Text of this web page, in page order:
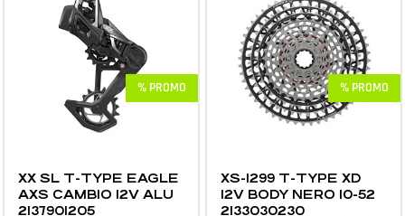
% PROMO
XX SL T-TYPE EAGLE
AXS CAMBIO 12V ALU
2137901205
% PROMO
XS-1299 T-TYPE XD
12V BODY NERO 10-52
2133030230